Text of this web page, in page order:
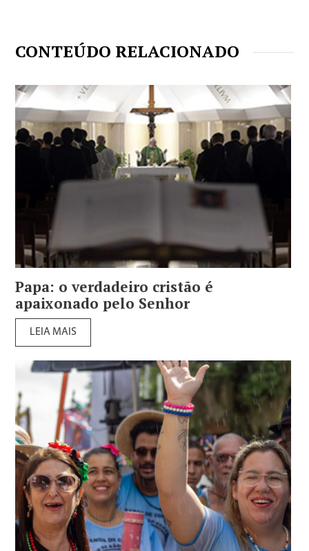
CONTEÚDO RELACIONADO
Papa: o verdadeiro cristão é
apaixonado pelo Senhor
LEIA MAIS